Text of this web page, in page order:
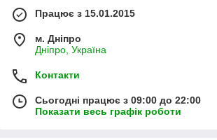
Працює з 15.01.2015
м. Дніпро
Дніпро, Україна
Контакти
Сьогодні працює з 09:00 до 22:00
Показати весь графік роботи